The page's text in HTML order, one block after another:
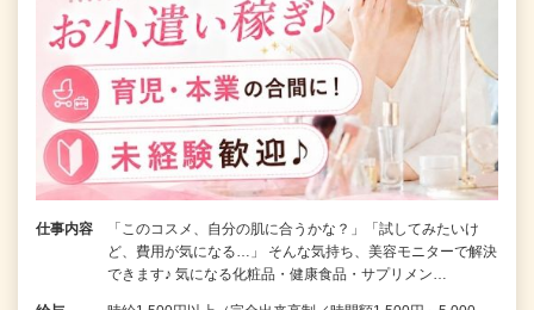
仕事内容
「このコスメ、自分の肌に合うかな？」「試してみたいけ
ど、費用が気になる…」 そんな気持ち、美容モニターで解決
できます♪ 気になる化粧品・健康食品・サプリメン…